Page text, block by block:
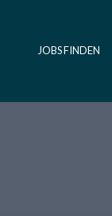
JOBS FINDEN